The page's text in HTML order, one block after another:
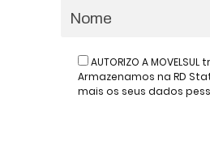
AUTORIZO A
Armazenamos na RD
mais os seus dados